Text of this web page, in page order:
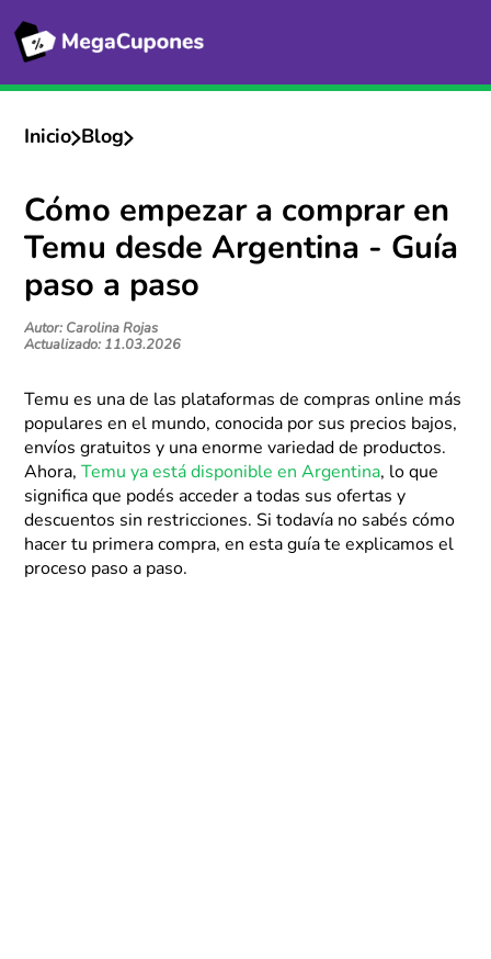
Inicio Blog
Cómo empezar a comprar en
Temu desde Argentina - Guía
paso a paso
Autor: Carolina Rojas
Actualizado: 11.03.2026
Temu es una de las plataformas de compras online más
populares en el mundo, conocida por sus precios bajos,
envíos gratuitos y una enorme variedad de productos.
Ahora,Temu ya está disponible en Argentina, lo que
significa que podés acceder a todas sus ofertas y
descuentos sin restricciones. Si todavía no sabés cómo
hacer tu primera compra, en esta guía te explicamos el
proceso paso a paso.